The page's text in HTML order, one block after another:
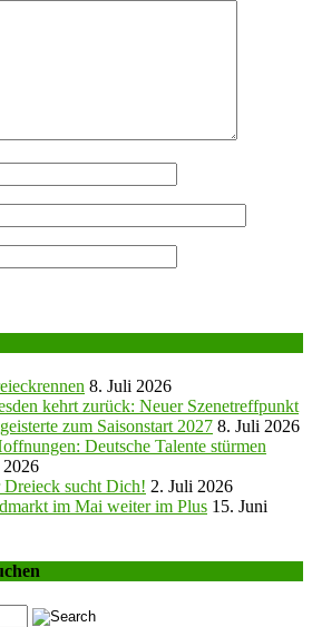
8. Juli 2026
kehrt zurück: Neuer Szenetreffpunkt
zum Saisonstart 2027 8. Juli 2026
Deutsche Talente stürmen
Dreieck sucht Dich! 2. Juli 2026
im Mai weiter im Plus 15. Juni